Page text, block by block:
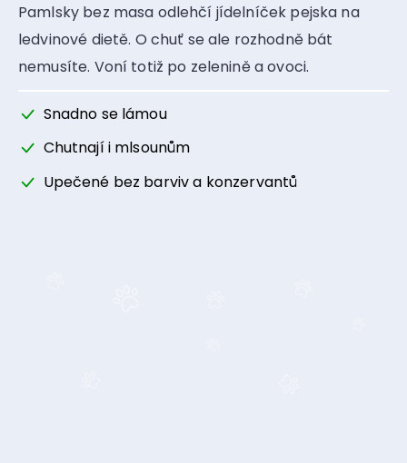
Pamlsky bez masa odlehčí jídelníček pejska na
ledvinové dietě. O chuť se ale rozhodně bát
nemusíte. Voní totiž po zelenině a ovoci.
Snadno se lámou
Chutnají i mlsounům
Upečené bez barviv a konzervantů